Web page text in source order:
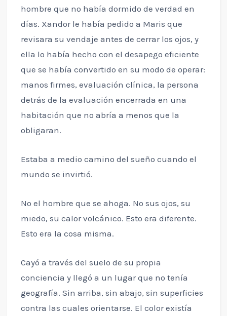
hombre que no había dormido de verdad en
días. Xandor le había pedido a Maris que
revisara su vendaje antes de cerrar los ojos, y
ella lo había hecho con el desapego eficiente
que se había convertido en su modo de operar:
manos firmes, evaluación clínica, la persona
detrás de la evaluación encerrada en una
habitación que no abría a menos que la
obligaran.
Estaba a medio camino del sueño cuando el
mundo se invirtió.
No el hombre que se ahoga. No sus ojos, su
miedo, su calor volcánico. Esto era diferente.
Esto era la cosa misma.
Cayó a través del suelo de su propia
conciencia y llegó a un lugar que no tenía
geografía. Sin arriba, sin abajo, sin superficies
contra las cuales orientarse. El color existía